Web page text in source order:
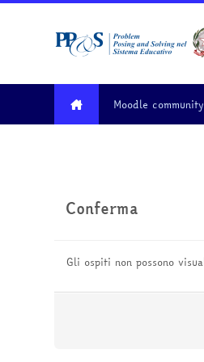
Moodle community
Conferma
Gli ospiti non possono